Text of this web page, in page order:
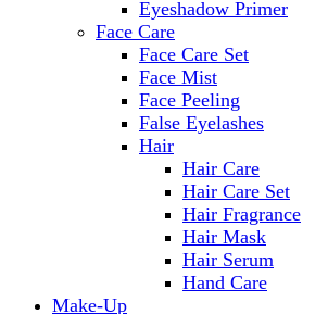
Eyeshadow Primer
Face Care
Face Care Set
Face Mist
Face Peeling
False Eyelashes
Hair
Hair Care
Hair Care Set
Hair Fragrance
Hair Mask
Hair Serum
Hand Care
Make-Up